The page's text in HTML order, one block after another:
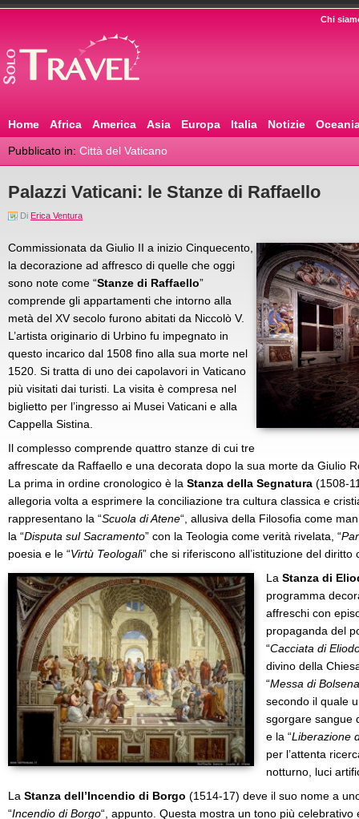
Chi
Home Africa America Asia Europa Italia Notizie
Pubblicato in: Città del Vaticano
Palazzi Vaticani: le Stanze di Raffaello
Di Erica Ventura
Commissionata da Giulio II a inizio Cinquecento,
la decorazione ad affresco di quelle che oggi
sono note come “Stanze di Raffaello”
comprende gli appartamenti che intorno alla
metà del XV secolo furono abitati da Niccolò V.
L’artista originario di Urbino fu impegnato in
questo incarico dal 1508 fino alla sua morte nel
1520. Si tratta di uno dei capolavori in Vaticano
più visitati dai turisti. La visita è compresa nel
biglietto per l’ingresso ai Musei Vaticani e alla
Cappella Sistina.
Il complesso comprende quattro stanze di cui tre
affrescate da Raffaello e una decorata dopo la sua morte da Giulio
La prima in ordine cronologico è la Stanza della Segnatura (1508-
allegoria volta a esprimere la conciliazione tra cultura classica e
rappresentano la “Scuola di Atene“, allusiva della Filosofia come
la “Disputa sul Sacramento” con la Teologia come verità rivelata, “
poesia e le “Virtù Teologali” che si riferiscono all’istituzione del diritto
La Stanza di
programma
affreschi con
propaganda del
“Cacciata di
divino della
“Messa di Bolsena
secondo il quale
sgorgare sangue
e la “Liberazione
per l’attenta
notturno, luci
La Stanza dell’Incendio di Borgo (1514-17) deve il suo nome a
“Incendio di Borgo“, appunto. Questa mostra un tono più